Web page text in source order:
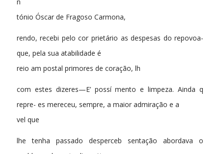
tónio Óscar de Fragoso Carmona,
rendo, recebi pelo cor prietário as despesas do repovoa-
que, pela sua atabilidade é
reio am postal primores de coração, lh
com estes dizeres—E’ possí mento e limpeza. Ainda q
repre- es mereceu, sempre, a maior admiração e a
vel que
lhe tenha passado desperceb sentação abordava o